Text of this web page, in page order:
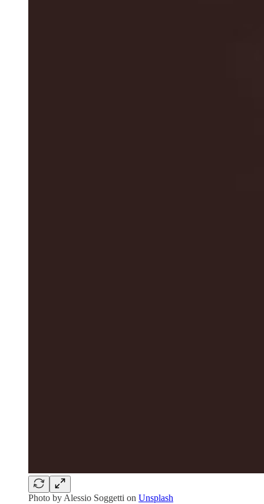
Photo by Alessio Soggetti on Unsplash